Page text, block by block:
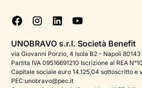
Podcast di psicologia
Corporate
Cookie policy
Gestisci cookie
UNOBRAVO s.r.l. Società Benefit
via Giovanni Porzio, 4 Isola B2 - Napoli 80143
Partita IVA 09516691210 Iscrizione al REA
Capitale sociale euro 14.125,04 sottoscritto e
PEC:unobravo@pec.it